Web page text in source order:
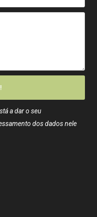
a dar o seu
dos dados nele